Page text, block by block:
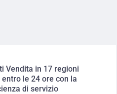
Vendita in 17 regioni
le 24 ore con la
di servizio